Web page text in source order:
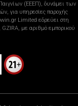
(ΕΕΕΠ), δυνάμει των
για υπηρεσίες παροχής
Limited εδρεύει στη
με αριθμό εμπορικού